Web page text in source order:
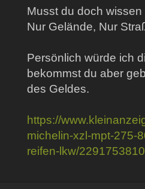
Musst du doch
Nur Gelände, Nur
Persönlich würde ich
bekommst du aber
des Geldes.
https://
michelin-xzl-mpt-275-
reifen-lkw/